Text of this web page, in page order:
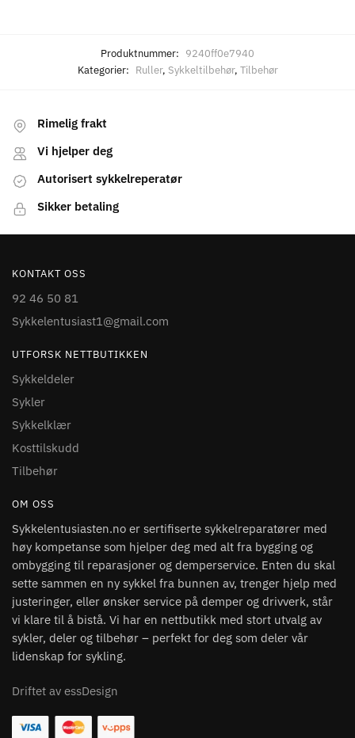
Produktnummer: 9240ff0e7940
Kategorier: Ruller, Sykkeltilbehør, Tilbehør
Rimelig frakt
Vi hjelper deg
Autorisert sykkelreperatør
Sikker betaling
KONTAKT OSS
92 46 50 81
Sykkelentusiast1@gmail.com
UTFORSK NETTBUTIKKEN
Sykkeldeler
Sykler
Sykkelklær
Kosttilskudd
Tilbehør
OM OSS
Sykkelentusiasten.no er sertifiserte sykkelreparatører med
høy kompetanse som hjelper deg med alt fra bygging og
ombygging til reparasjoner og demperservice. Enten du skal
sette sammen en ny sykkel fra bunnen av, trenger hjelp med
justeringer, eller ønsker service på demper og drivverk, står
vi klare til å bistå. Vi har en nettbutikk med stort utvalg av
sykler, deler og tilbehør – perfekt for deg som deler vår
lidenskap for sykling.
Driftet av essDesign